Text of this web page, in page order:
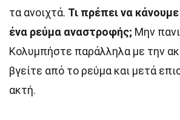
τα ανοιχτά. Τι πρέπει να
ένα ρεύμα αναστροφής; Μην
Κολυμπήστε παράλληλα με την
βγείτε από το ρεύμα και μετά
ακτή.